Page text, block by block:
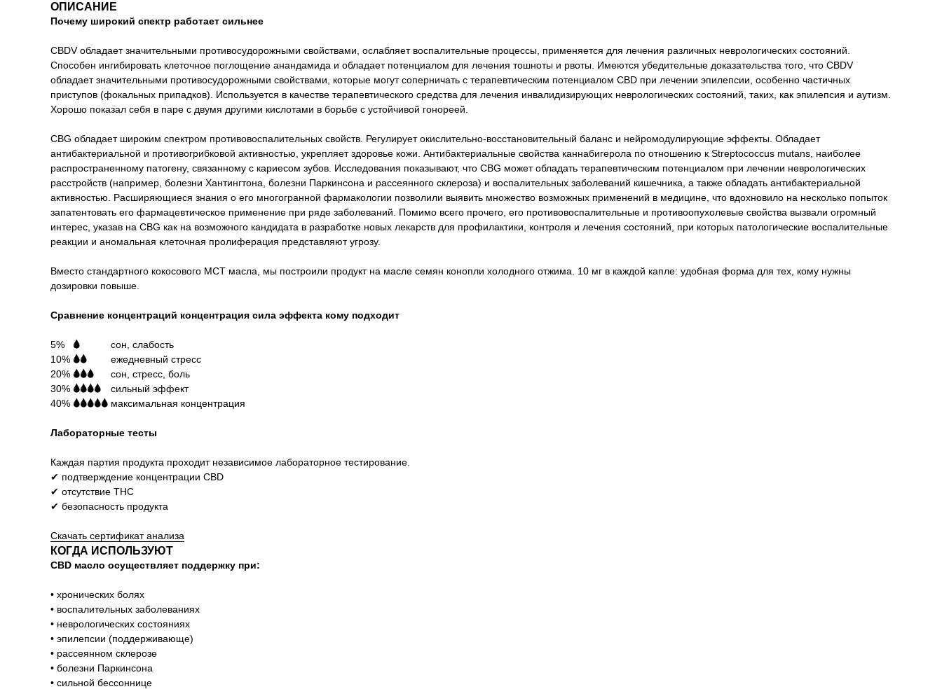
ОПИСАНИЕ
Почему широкий спектр работает сильнее
CBDV обладает значительными противосудорожными свойствами, ослабляет воспалительные процессы, применяется для лечения различных неврологических состояний.
Cпособен ингибировать клеточное поглощение анандамида и обладает потенциалом для лечения тошноты и рвоты. Имеются убедительные доказательства того, что CBDV
обладает значительными противосудорожными свойствами, которые могут соперничать с терапевтическим потенциалом CBD при лечении эпилепсии, особенно частичных
приступов (фокальных припадков). Используется в качестве терапевтического средства для лечения инвалидизирующих неврологических состояний, таких, как эпилепсия и аутизм.
Хорошо показал себя в паре с двумя другими кислотами в борьбе с устойчивой гонореей.
CBG обладает широким спектром противовоспалительных свойств. Регулирует окислительно-восстановительный баланс и нейромодулирующие эффекты. Обладает
антибактериальной и противогрибковой активностью, укрепляет здоровье кожи. Антибактериальные свойства каннабигерола по отношению к Streptococcus mutans, наиболее
распространенному патогену, связанному с кариесом зубов. Исследования показывают, что CBG может обладать терапевтическим потенциалом при лечении неврологических
расстройств (например, болезни Хантингтона, болезни Паркинсона и рассеянного склероза) и воспалительных заболеваний кишечника, а также обладать антибактериальной
активностью. Расширяющиеся знания о его многогранной фармакологии позволили выявить множество возможных применений в медицине, что вдохновило на несколько попыток
запатентовать его фармацевтическое применение при ряде заболеваний. Помимо всего прочего, его противовоспалительные и противоопухолевые свойства вызвали огромный
интерес, указав на CBG как на возможного кандидата в разработке новых лекарств для профилактики, контроля и лечения состояний, при которых патологические воспалительные
реакции и аномальная клеточная пролиферация представляют угрозу.
Вместо стандартного кокосового МСТ масла, мы построили продукт на масле семян конопли холодного отжима. 10 мг в каждой капле: удобная форма для тех, кому нужны
дозировки повыше.
Сравнение концентраций концентрация сила эффекта кому подходит
5% 🌢
сон, слабость
10% 🌢🌢
ежедневный стресс
20% 🌢🌢🌢
сон, стресс, боль
30% 🌢🌢🌢🌢
сильный эффект
40% 🌢🌢🌢🌢🌢 максимальная концентрация
Лабораторные тесты
Каждая партия продукта проходит независимое лабораторное тестирование.
✔ подтверждение концентрации CBD
✔ отсутствие THC
✔ безопасность продукта
Скачать сертификат анализа
КОГДА ИСПОЛЬЗУЮТ
CBD масло осуществляет поддержку при:
• хронических болях
• воспалительных заболеваниях
• неврологических состояниях
• эпилепсии (поддерживающе)
• рассеянном склерозе
• болезни Паркинсона
• сильной бессоннице